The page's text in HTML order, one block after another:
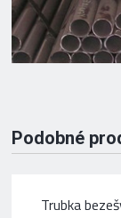
Podobné
Trubka